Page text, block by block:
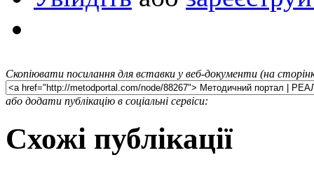
Скопіювати посилання для вставки у веб-документи (на
або додати публікацію в соціальні сервіси:
Схожі публікації